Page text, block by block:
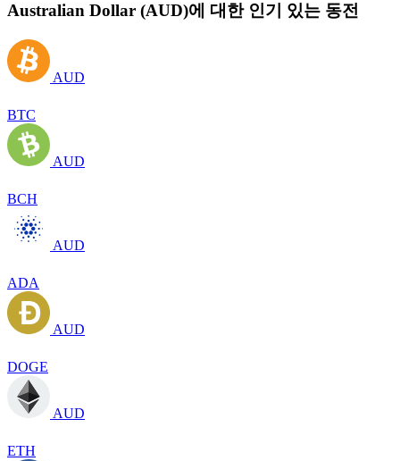
Australian Dollar (AUD)에 대한 인기 있는 동전
AUD
BTC
AUD
BCH
AUD
ADA
AUD
DOGE
AUD
ETH